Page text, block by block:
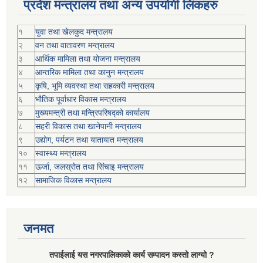
प्रदेश मन्त्रालय तथा अन्य उपयोगी लिंकहरु
१
युवा तथा खेलकुद मन्त्रालय
२
वन तथा वातावरण मन्त्रालय
३
आर्थिक मामिला तथा योजना मन्त्रालय
४
आन्तरिक मामिला तथा कानुन मन्त्रालय
५
कृषि, भूमि व्यवस्था तथा सहकारी मन्त्रालय
६
भौतिक पूर्वाधार विकास मन्त्रालय
७
मुख्यमन्त्री तथा मन्त्रिपरिषद्को कार्यालय
८
सहरी विकास तथा खानेपानी मन्त्रालय
९
उद्योग, पर्यटन तथा यातायात मन्त्रालय
१०
स्वास्थ्य मन्त्रालय
११
ऊर्जा, जलस्रोत तथा सिंचाइ मन्त्रालय
१२
सामाजिक विकास मन्‍‍त्रालय
जनमत
तपाईलाई यस नगरपालिकाको कार्य सम्पादन कस्तो लाग्यो ?